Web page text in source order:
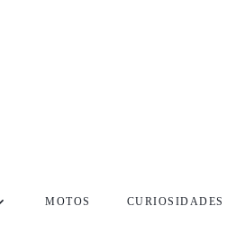
MOTOS CURIOSIDADES